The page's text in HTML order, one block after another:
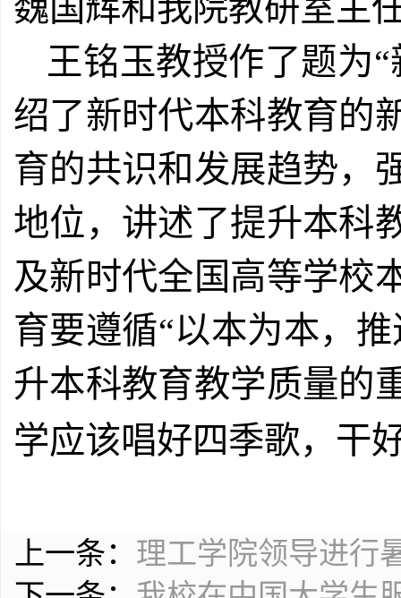
魏国辉和我院教研室主
王铭玉教授作了题为
绍了新时代本科教育的
育的共识和发展趋势，
地位，讲述了提升本科
及新时代全国高等学校
育要遵循“以本为本，
升本科教育教学质量的
学应该唱好四季歌，干
上一条： 理工学院领导进行